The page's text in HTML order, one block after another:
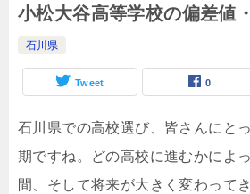
小松大谷高等学校の偏差値
石川県
Tweet 0
石川県での高校選び、皆さんにと
期ですね。どの高校に進むかによ
間、そして将来が大きく変わって